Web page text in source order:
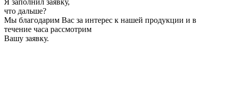
Я заполнил заявку,
что дальше?
Мы благодарим Вас за интерес к нашей продукции и в
течение часа рассмотрим
Вашу заявку.